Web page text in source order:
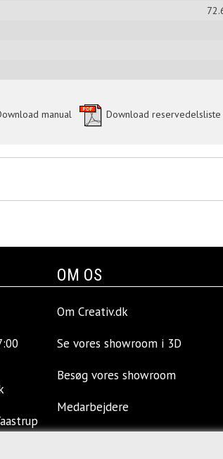
manual Download reservedelsliste
OM OS
Om Creativ.dk
Se vores showroom i 3D
Besøg vores showroom
Medarbejdere